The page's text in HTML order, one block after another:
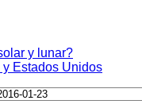
y lunar?
Estados Unidos
01-23